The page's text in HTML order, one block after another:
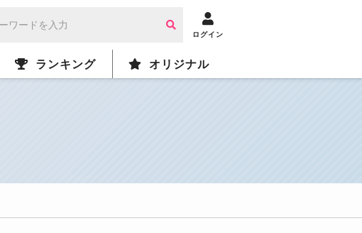
ログイン
ランキング オリジナル